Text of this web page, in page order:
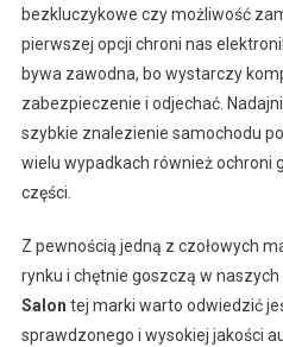
bezkluczykowe czy możliwość
pierwszej opcji chroni nas
bywa zawodna, bo wystarczy
zabezpieczenie i odjechać.
szybkie znalezienie samochodu
wielu wypadkach również ochroni
części.
Z pewnością jedną z czołowych
rynku i chętnie goszczą w naszych
Salon tej marki warto odwiedzić
sprawdzonego i wysokiej jakości